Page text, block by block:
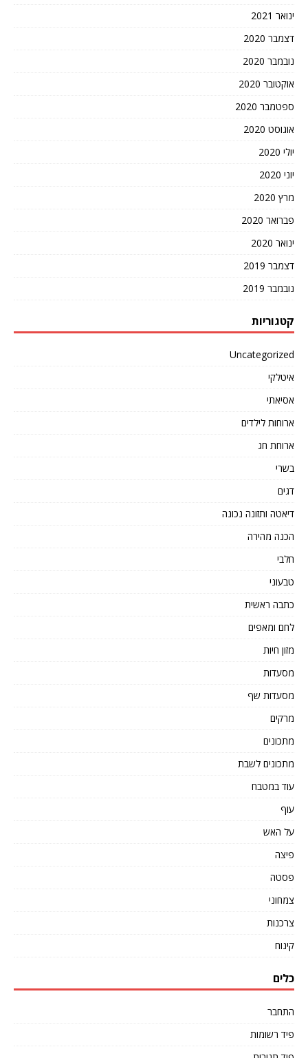
ינואר 2021
דצמבר 2020
נובמבר 2020
אוקטובר 2020
ספטמבר 2020
אוגוסט 2020
יולי 2020
יוני 2020
מרץ 2020
פברואר 2020
ינואר 2020
דצמבר 2019
נובמבר 2019
קטגוריות
Uncategorized
איטלקי
אסיאתי
ארוחות לילדים
ארוחת חג
בשרי
דגים
דיאטה ותזונה נכונה
הכנה מהירה
חלבי
טבעוני
כתבה ראשית
לחם ומאפים
מזון חיות
מסעדות
מסעדות שף
מרקים
מתכונים
מתכונים לשבת
עוד במטבח
עוף
על האש
פיצה
פסטה
צמחוני
צרכנות
קינוח
כלים
התחבר
פיד רשומות